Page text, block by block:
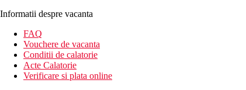
Informatii despre vacanta
FAQ
Vouchere de vacanta
Conditii de calatorie
Acte Calatorie
Verificare si plata online